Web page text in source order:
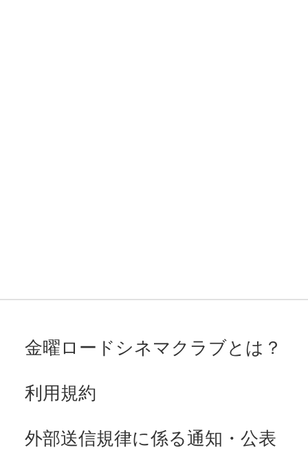
金曜ロードシネマクラブとは？
利用規約
外部送信規律に係る通知・公表